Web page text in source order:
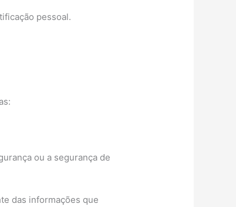
pessoal.
ou a segurança de
das informações que